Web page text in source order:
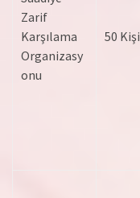
Zarif
Karşılama
Organizasy
onu
50 Kişi